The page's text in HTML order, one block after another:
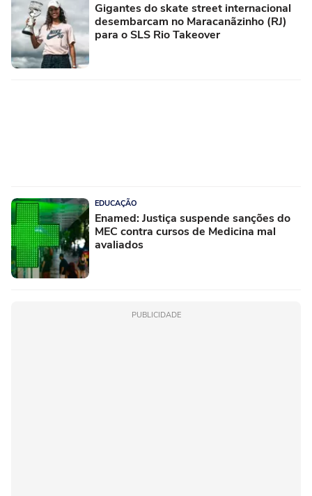
Gigantes do skate street internacional
desembarcam no Maracanãzinho (RJ)
para o SLS Rio Takeover
EDUCAÇÃO
Enamed: Justiça suspende sanções do
MEC contra cursos de Medicina mal
avaliados
PUBLICIDADE